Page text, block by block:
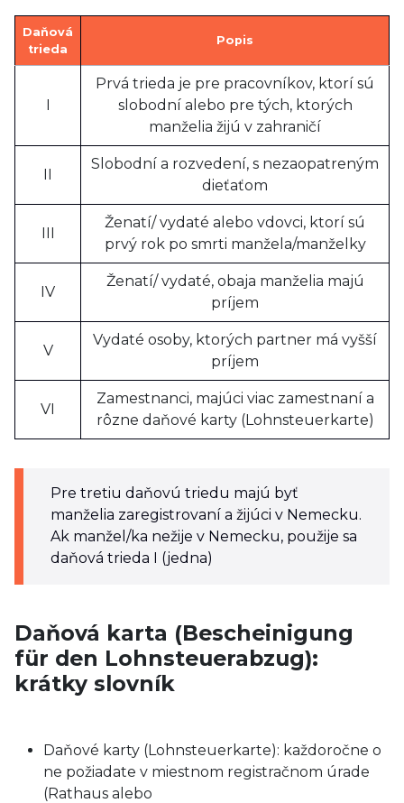
Daňová
trieda
Popis
I
Prvá trieda je pre pracovníkov, ktorí sú
slobodní alebo pre tých, ktorých
manželia žijú v zahraničí
II
Slobodní a rozvedení, s nezaopatreným
dieťaťom
III
Ženatí/ vydaté alebo vdovci, ktorí sú
prvý rok po smrti manžela/manželky
IV
Ženatí/ vydaté, obaja manželia majú
príjem
V
Vydaté osoby, ktorých partner má vyšší
príjem
VI
Zamestnanci, majúci viac zamestnaní a
rôzne daňové karty (Lohnsteuerkarte)
Pre tretiu daňovú triedu majú byť
manželia zaregistrovaní a žijúci v Nemecku.
Ak manžel/ka nežije v Nemecku, použije sa
daňová trieda I (jedna)
Daňová karta (Bescheinigung
für den Lohnsteuerabzug):
krátky slovník
Daňové karty (Lohnsteuerkarte): každoročne o
ne požiadate v miestnom registračnom úrade
(Rathaus alebo